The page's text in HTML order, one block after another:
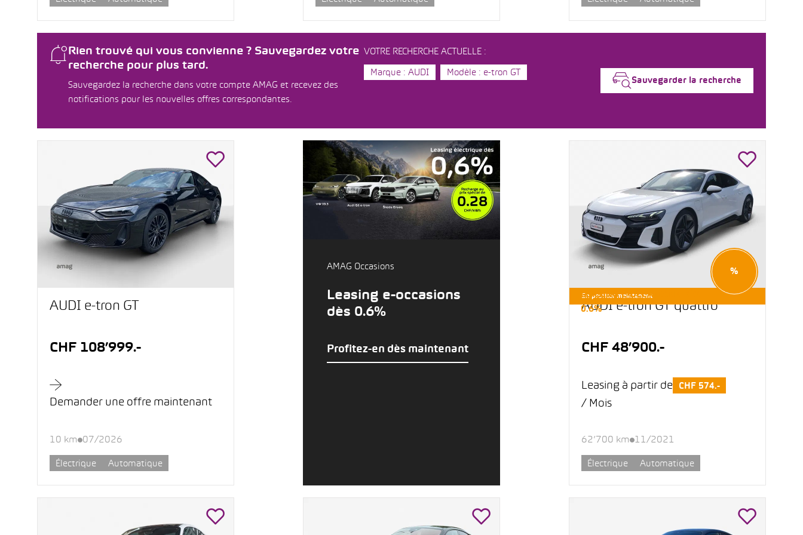
Rien trouvé qui vous convienne ? Sauvegardez votre
recherche pour plus tard.
Sauvegardez la recherche dans votre compte AMAG et recevez des
notifications pour les nouvelles offres correspondantes.
VOTRE RECHERCHE ACTUELLE :
Marque : AUDI
Modèle : e-tron GT
Sauvegarder la recherche
AUDI e-tron GT
CHF 108’999.-
Demander une offre maintenant
10 km 07/2026
Électrique Automatique
AMAG Occasions
Leasing e-occasions
dès 0.6%
Profitez-en dès maintenant
En profiter maintenant
%
LEASING E-OCCASIONS DÈS
0.6%
AUDI e-tron GT quattro
CHF 48’900.-
Leasing à partir de CHF 574.-
/ Mois
62’700 km 11/2021
Électrique Automatique